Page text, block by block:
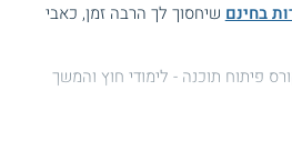
בחינם שיחסוך לך הרבה זמן, כאבי
פיתוח תוכנה - לימודי חוץ והמשך
מהגולשים.